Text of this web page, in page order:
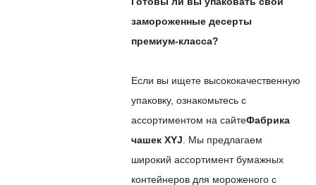
замороженные десерты
премиум-класса?
Если вы ищете высококачественную
упаковку, ознакомьтесь с
ассортиментом на сайтеФабрика
чашек XYJ . Мы предлагаем
широкий ассортимент бумажных
контейнеров для мороженого с